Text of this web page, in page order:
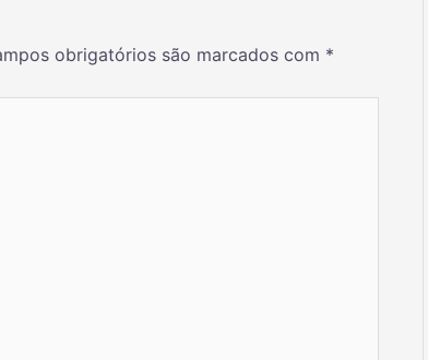
obrigatórios são marcados com *